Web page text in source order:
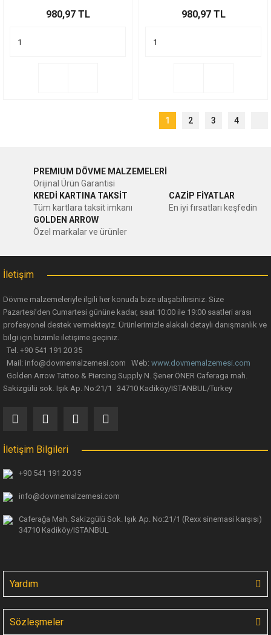
980,97 TL 980,97 TL
1 2 3 4
PREMIUM DÖVME MALZEMELERİ
Orijinal Ürün Garantisi
KREDİ KARTINA TAKSİT
Tüm kartlara taksit imkanı
CAZİP FİYATLAR
En iyi fırsatları keşfedin
GOLDEN ARROW
Özel markalar ve ürünler
İletişim
Dövme malzemeleriyle ilgili her konuda bize ulaşabilirsiniz. Size
Pazartesi’den Cumartesi gününe kadar, saat 10:00 ile 19:00 saatleri arası
profesyonel destek vermekteyiz. Ürünlerimizle alakalı detaylı danışmanlık ve
bilgi için bizimle iletişime geçiniz.
Tel. +90 541 191 20 35
Mail: info@dovmemalzemesi.com Web: www.dovmemalzemesi.com
Golden Arrow Tattoo & Piercing Supply N. Şener ÖNER Caferaga mah.
Sakizgülü sok. Işık Ap. No:21/1 34710 Kadiköy/ISTANBUL/Turkey
İletişim Bilgileri
+90 541 191 20 35
info@dovmemalzemesi.com
Caferağa Mah. Sakizgülü Sok. Işık Ap. No:21/1 (Rexx sinemasi karşısı)
34710 Kadiköy/ISTANBUL
Yardım
Sözleşmeler